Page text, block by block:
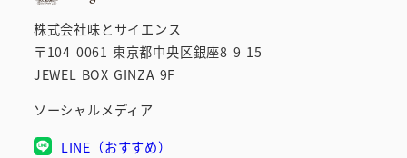
ー
ジ
り
株式会社味とサイエンス
〒104-0061 東京都中央区銀座8-9-15
JEWEL BOX GINZA 9F
ソーシャルメディア
LINE（おすすめ）